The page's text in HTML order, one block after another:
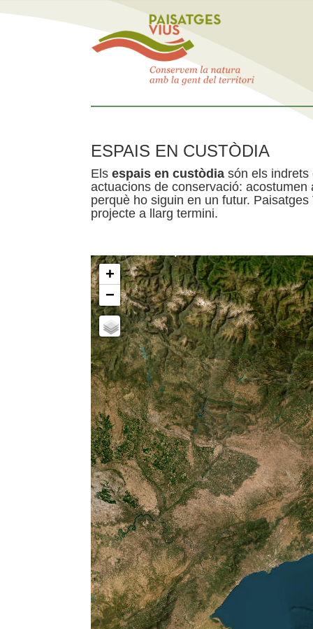
ESPAIS EN CUSTÒDIA
Els espais en custòdia són els indrets
actuacions de conservació:
perquè ho siguin en un futur.
projecte a llarg termini.
+
−